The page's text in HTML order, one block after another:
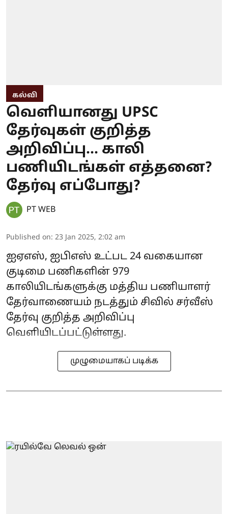
கல்வி
வெளியானது UPSC
தேர்வுகள் குறித்த
அறிவிப்பு... காலி
பணியிடங்கள் எத்தனை?
தேர்வு எப்போது?
PT WEB
Published on: 23 Jan 2025, 2:02 am
ஐஏஎஸ், ஐபிஎஸ் உட்பட 24 வகையான
குடிமை பணிகளின் 979
காலியிடங்களுக்கு மத்திய பணியாளர்
தேர்வாணையம் நடத்தும் சிவில் சர்வீஸ்
தேர்வு குறித்த அறிவிப்பு
வெளியிடப்பட்டுள்ளது.
முழுமையாகப் படிக்க